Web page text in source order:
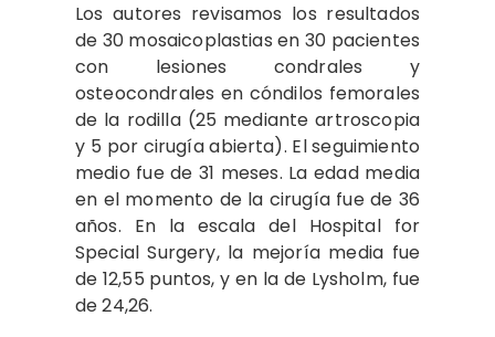
Los autores revisamos los resultados
de 30 mosaicoplastias en 30 pacientes
con lesiones condrales y
osteocondrales en cóndilos femorales
de la rodilla (25 mediante artroscopia
y 5 por cirugía abierta). El seguimiento
medio fue de 31 meses. La edad media
en el momento de la cirugía fue de 36
años. En la escala del Hospital for
Special Surgery, la mejoría media fue
de 12,55 puntos, y en la de Lysholm, fue
de 24,26.